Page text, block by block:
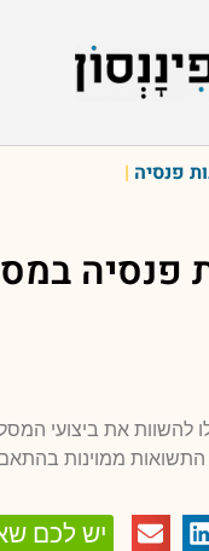
פנסיה |
פנסיה
להשוות את ביצועי
ממוינות
יש לכם